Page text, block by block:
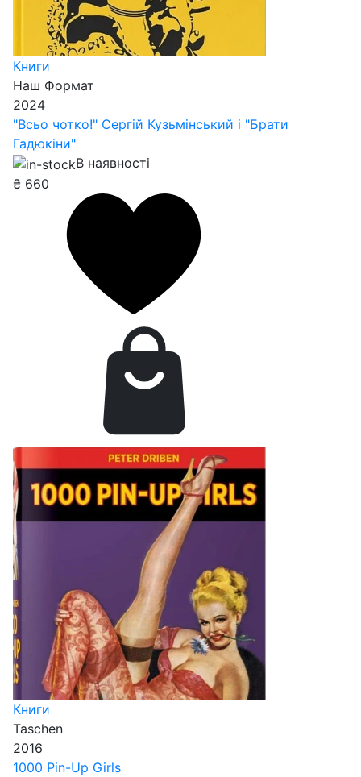
Книги
Наш Формат
2024
"Всьо чотко!" Сергій Кузьмінський і "Брати
Гадюкіни"
В наявності
₴ 660
Книги
Taschen
2016
1000 Pin-Up Girls